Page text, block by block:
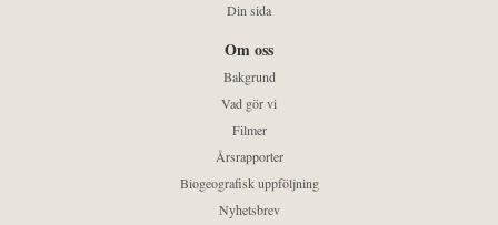
Din sida
Om oss
Bakgrund
Vad gör vi
Filmer
Årsrapporter
Biogeografisk uppföljning
Nyhetsbrev